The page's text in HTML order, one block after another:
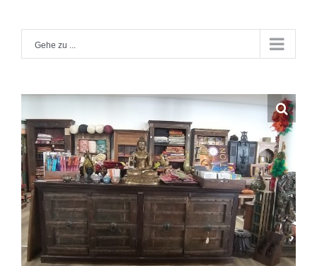
Gehe zu ...